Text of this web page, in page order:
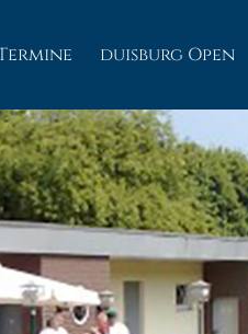
duisburg Open